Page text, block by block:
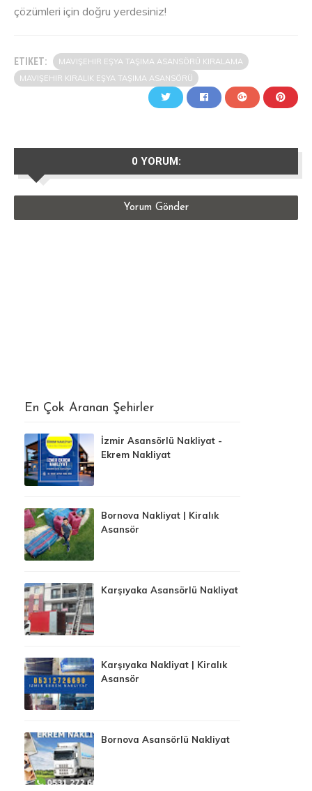
çözümleri için doğru yerdesiniz!
ETIKET:
MAVIŞEHIR EŞYA TAŞIMA ASANSÖRÜ KIRALAMA
MAVIŞEHIR KIRALIK EŞYA TAŞIMA ASANSÖRÜ
0 YORUM:
Yorum Gönder
En Çok Aranan Şehirler
İzmir Asansörlü Nakliyat -
Ekrem Nakliyat
Bornova Nakliyat | Kiralık
Asansör
Karşıyaka Asansörlü Nakliyat
Karşıyaka Nakliyat | Kiralık
Asansör
Bornova Asansörlü Nakliyat